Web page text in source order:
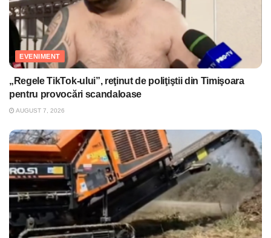
EVENIMENT
„Regele TikTok-ului”, reţinut de poliţiştii din Timişoara
pentru provocări scandaloase
AUGUST 7, 2026